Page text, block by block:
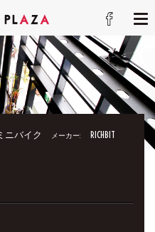
ニバイク メーカー: RICHBIT